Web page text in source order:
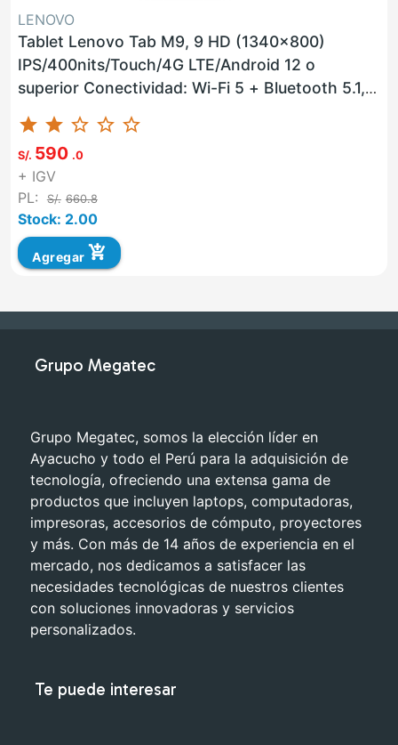
LENOVO
Tablet Lenovo Tab M9, 9 HD (1340x800)
IPS/400nits/Touch/4G LTE/Android 12 o
superior Conectividad: Wi-Fi 5 + Bluetooth 5.1,
Procesador MediaTek Helio ...
star star star_border star_border star_border
S/. 590 .0
+ IGV
PL:
S/. 660.8
Stock: 2.00
Agregar add_shopping_cart
Grupo Megatec
Grupo Megatec, somos la elección líder en
Ayacucho y todo el Perú para la adquisición de
tecnología, ofreciendo una extensa gama de
productos que incluyen laptops, computadoras,
impresoras, accesorios de cómputo, proyectores
y más. Con más de 14 años de experiencia en el
mercado, nos dedicamos a satisfacer las
necesidades tecnológicas de nuestros clientes
con soluciones innovadoras y servicios
personalizados.
Te puede interesar